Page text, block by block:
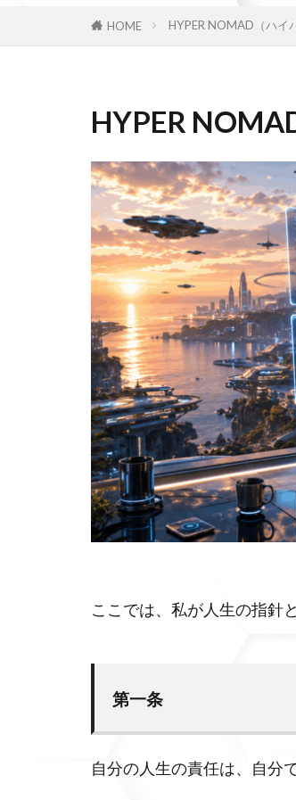
HOME HYPER NOMAD（ハイ
HYPER
ここでは、私が人生の指針
第一条
自分の人生の責任は、自分